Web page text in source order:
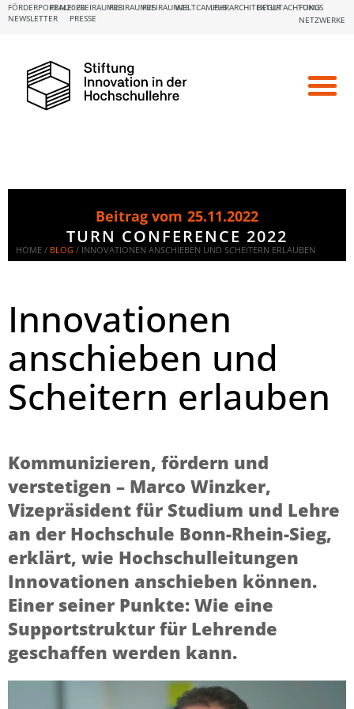
NEWSLETTER PRESSE
FÖRDERPORTALE:
FBM2020FREIRAUM23FREIRAUM25FREIRAUM26WELTCAMPUSLEHRARCHITEKTURBEGUTACHTUNG
FOKUS
NETZWERKE
Beitrag vom 25.11.2022
TURN CONFERENCE 2022
HOME / BLOG / INNOVATIONEN ANSCHIEBEN UND SCHEITERN ERLAUBEN
Innovationen
anschieben und
Scheitern erlauben
Kommunizieren, fördern und
verstetigen – Marco Winzker,
Vizepräsident für Studium und Lehre
an der Hochschule Bonn-Rhein-Sieg,
erklärt, wie Hochschulleitungen
Innovationen anschieben können.
Einer seiner Punkte: Wie eine
Supportstruktur für Lehrende
geschaffen werden kann.